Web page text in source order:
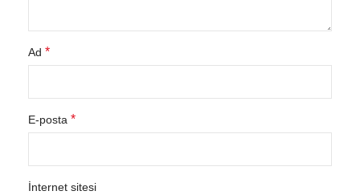
Ad *
E-posta *
İnternet sitesi